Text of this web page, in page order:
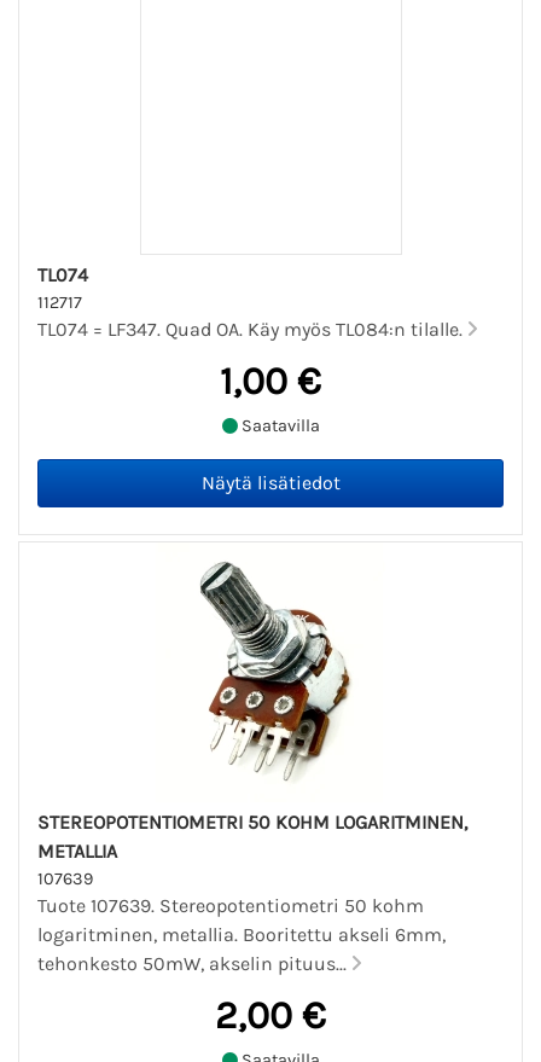
TL074
112717
TL074 = LF347. Quad OA. Käy myös TL084:n tilalle.
1,00 €
Saatavilla
STEREOPOTENTIOMETRI 50 KOHM LOGARITMINEN,
METALLIA
107639
Tuote 107639. Stereopotentiometri 50 kohm
logaritminen, metallia. Booritettu akseli 6mm,
tehonkesto 50mW, akselin pituus...
2,00 €